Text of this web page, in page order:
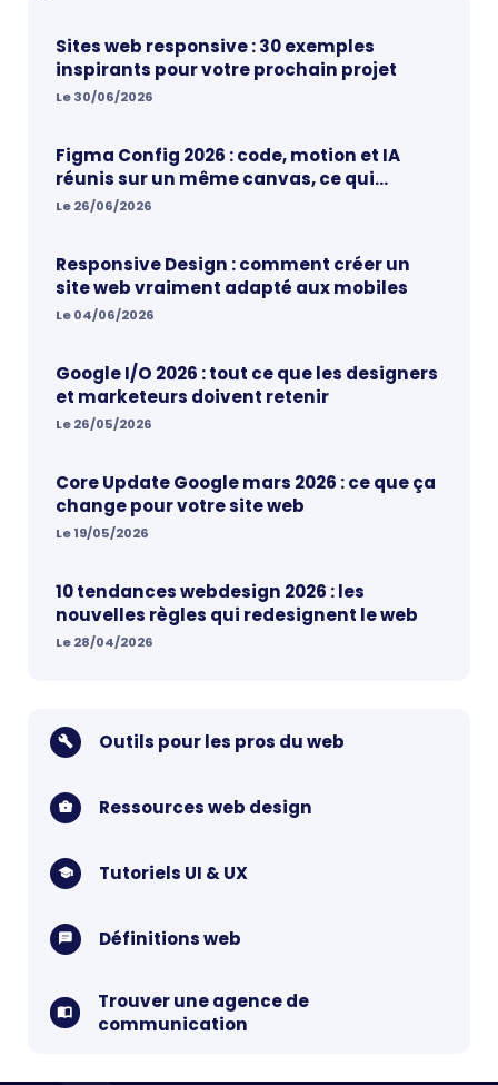
Sites web responsive : 30 exemples
inspirants pour votre prochain projet
Le 30/06/2026
Figma Config 2026 : code, motion et IA
réunis sur un même canvas, ce qui
change vraiment pour les designers
Le 26/06/2026
Responsive Design : comment créer un
site web vraiment adapté aux mobiles
Le 04/06/2026
Google I/O 2026 : tout ce que les designers
et marketeurs doivent retenir
Le 26/05/2026
Core Update Google mars 2026 : ce que ça
change pour votre site web
Le 19/05/2026
10 tendances webdesign 2026 : les
nouvelles règles qui redesignent le web
Le 28/04/2026
Outils pour les pros du web
Ressources web design
Tutoriels UI & UX
Définitions web
Trouver une agence de
communication